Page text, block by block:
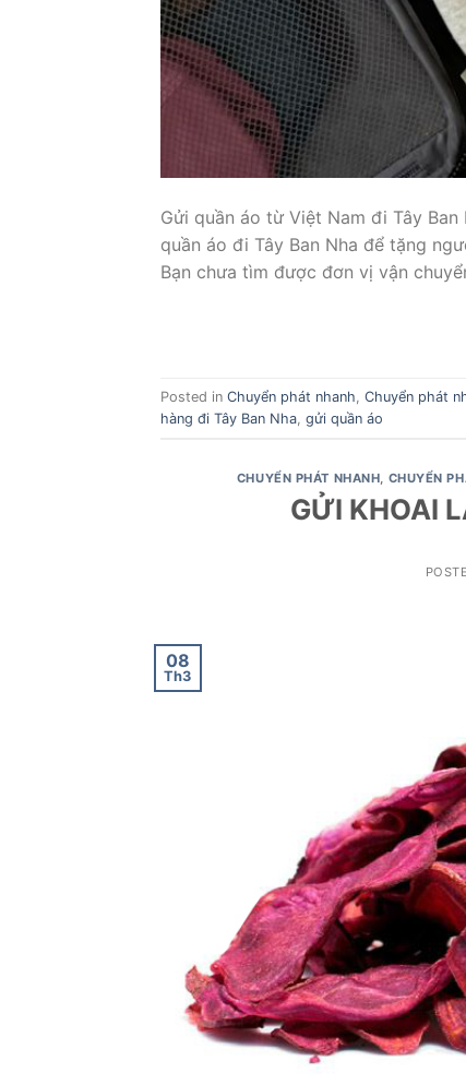
Gửi quần áo từ Việt Nam đi Tây
quần áo đi Tây Ban Nha để tặng
Bạn chưa tìm được đơn vị vận
Posted in Chuyển phát nhanh Chuyển phát
hàng đi Tây Ban Nha gửi quần áo
CHUYỂN PHÁT NHANH, CHUYỂN
GỬI KHOAI
08
Th3